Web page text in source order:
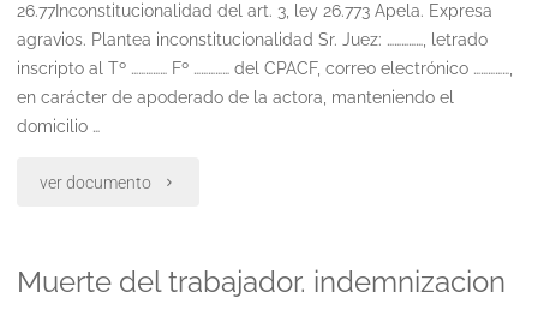
moneda
original"
el
cpacf.
26.77Inconstitucionalidad del art. 3, ley 26.773 Apela. Expresa
agravios. Plantea inconstitucionalidad Sr. Juez: ……………, letrado
inscripto al Tº …………… Fº …………… del CPACF, correo electrónico ……………,
en carácter de apoderado de la actora, manteniendo el
domicilio …
ver documento "Accidente
itinere.
Muerte del trabajador. indemnizacion